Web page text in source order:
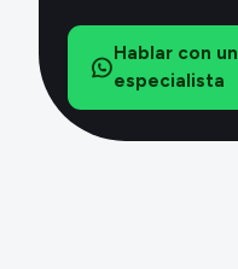
Hablar con un
especialista